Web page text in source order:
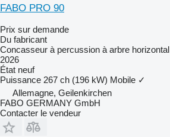
FABO PRO 90
Prix sur demande
Du fabricant
Concasseur à percussion à arbre horizontal
2026
État neuf
Puissance 267 ch (196 kW) Mobile ✓
Allemagne, Geilenkirchen
FABO GERMANY GmbH
Contacter le vendeur